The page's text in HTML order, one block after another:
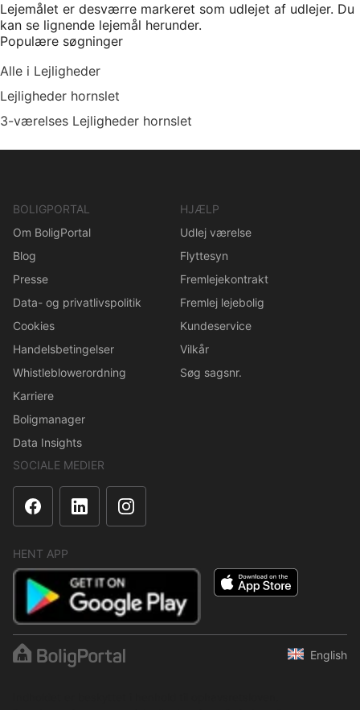
Lejemålet er desværre markeret som udlejet af udlejer. Du
kan se lignende lejemål herunder.
Populære søgninger
Alle i Lejligheder
Lejligheder hornslet
3-værelses Lejligheder hornslet
BOLIGPORTAL
Om BoligPortal
Blog
Presse
Data- og privatlivspolitik
Cookies
Handelsbetingelser
Whistleblowerordning
Karriere
Boligmanager
Data Insights
HJÆLP
Udlej værelse
Flyttesyn
Fremlejekontrakt
Fremlej lejebolig
Kundeservice
Vilkår
Søg sagsnr.
SOCIALE MEDIER
HENT APP
English